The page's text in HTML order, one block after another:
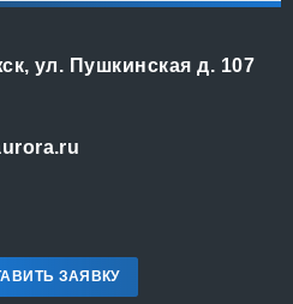
ул. Пушкинская д. 107
ЗАЯВКУ